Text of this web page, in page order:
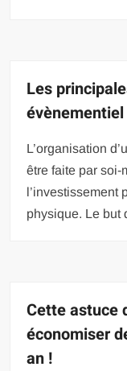
Les
évènementiel
L’organisation
être faite par soi-
l’investissement
physique. Le but
Cette astuce
économiser
an !